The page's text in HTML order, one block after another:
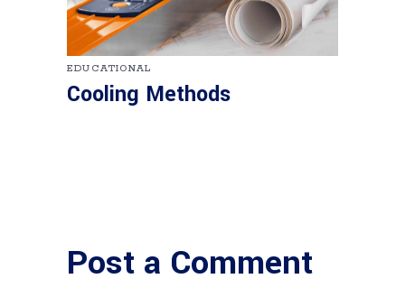
EDUCATIONAL
Cooling Methods
Post a Comment